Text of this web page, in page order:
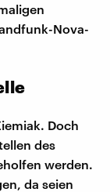
Nova-
Doch
des
werden.
da seien